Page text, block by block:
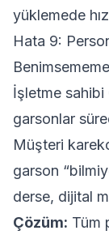
yüklemede
Hata 9:
İşletme
garsonlar
Müşteri
garson
derse, dijital
Çözüm: Tüm